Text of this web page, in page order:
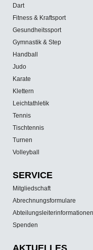
Dart
Fitness & Kraftsport
Gesundheitssport
Gymnastik & Step
Handball
Judo
Karate
Klettern
Leichtathletik
Tennis
Tischtennis
Turnen
Volleyball
SERVICE
Mitgliedschaft
Abrechnungsformulare
Abteilungsleiterinformationen
Spenden
AKTUELLES